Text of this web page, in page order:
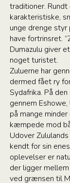
traditioner.
karakteristiske,
unge drenge
have fortrinsret.
Dumazulu giver
noget turistet.
Zuluerne har
dermed fået ry
Sydafrika. På
gennem
på mange
kæmpede mod
Udover
kendt for sin
oplevelser er
der ligger
ved grænsen til